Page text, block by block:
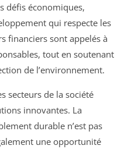
défis économiques,
qui respecte les
financiers sont appelés à
tout en soutenant
de l’environnement.
secteurs de la société
innovantes. La
durable n’est pas
une opportunité